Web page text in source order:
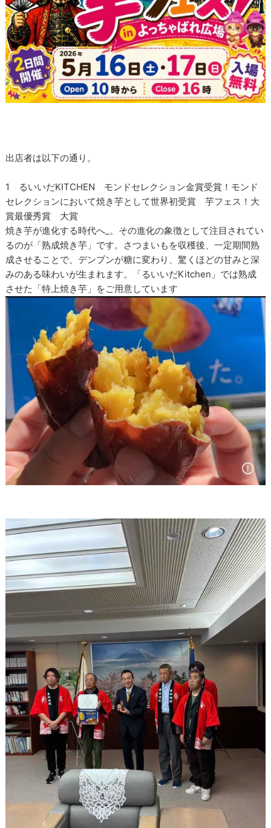
出店者は以下の通り。
1 るいいだKITCHEN モンドセレクション金賞受賞！モンド
セレクションにおいて焼き芋として世界初受賞 芋フェス！大
賞最優秀賞 大賞
焼き芋が進化する時代へ_。その進化の象徴として注目されてい
るのが「熟成焼き芋」です。さつまいもを収穫後、一定期間熟
成させることで、デンプンが糖に変わり、驚くほどの甘みと深
みのある味わいが生まれます。「るいいだKitchen」では熟成
させた「特上焼き芋」をご用意しています